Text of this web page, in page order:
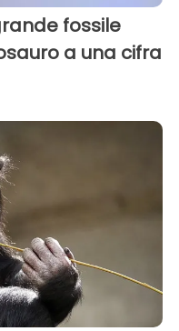
fossile
a una cifra